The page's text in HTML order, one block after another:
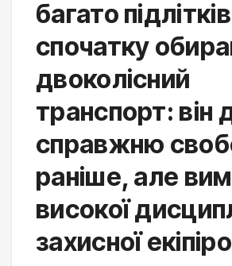
багато підлітків
спочатку
двоколісний
транспорт: він
справжню
раніше, але
високої
захисної